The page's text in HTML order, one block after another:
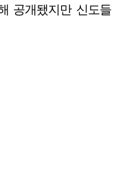
공개됐지만 신도들